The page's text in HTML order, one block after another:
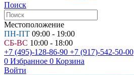
Поиск
Местоположение
ПН-ПТ 09:00 - 19:00
СБ-ВС 10:00 - 18:00
+7 (495)-128-86-90 +7 (917)-542-50-00
0 Избранное 0 Корзина
Войти